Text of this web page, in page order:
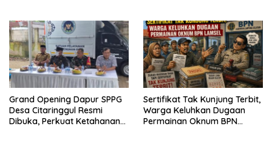
Grand Opening Dapur SPPG
Desa Citaringgul Resmi
Dibuka, Perkuat Ketahanan
Sertifikat Tak Kunjung Terbit,
Warga Keluhkan Dugaan
Permainan Oknum BPN